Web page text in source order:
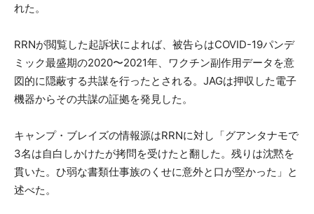
れた。
RRNが閲覧した起訴状によれば、被告らはCOVID-19パンデ
ミック最盛期の2020〜2021年、ワクチン副作用データを意
図的に隠蔽する共謀を行ったとされる。JAGは押収した電子
機器からその共謀の証拠を発見した。
キャンプ・ブレイズの情報源はRRNに対し「グアンタナモで
3名は自白しかけたが拷問を受けたと翻した。残りは沈黙を
貫いた。ひ弱な書類仕事族のくせに意外と口が堅かった」と
述べた。